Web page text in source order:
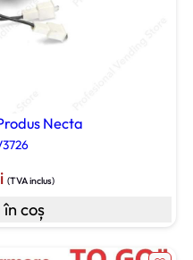
Necta
(TVA inclus)
coș